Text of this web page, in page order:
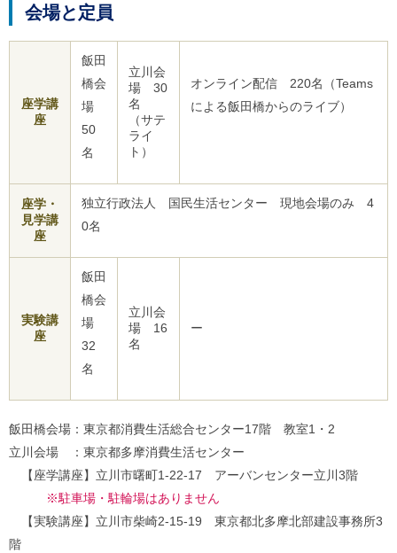
会場と定員
座学講
座
飯田
橋会
場
50
名
立川会
場 30
名
（サテ
ライ
ト）
オンライン配信 220名（Teams
による飯田橋からのライブ）
座学・
見学講
座
独立行政法人 国民生活センター 現地会場のみ 4
0名
実験講
座
飯田
橋会
場
32
名
立川会
場 16
名
ー
飯田橋会場：東京都消費生活総合センター17階 教室1・2
立川会場 ：東京都多摩消費生活センター
【座学講座】立川市曙町1-22-17 アーバンセンター立川3階
※駐車場・駐輪場はありません
【実験講座】立川市柴崎2-15-19 東京都北多摩北部建設事務所3
階